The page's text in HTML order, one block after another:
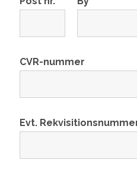
CVR-nummer
Evt.